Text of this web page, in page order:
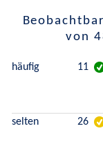
von
häufig 11
selten 26